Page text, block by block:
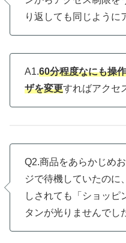
り返しても同じように
A1.60分程度なにも操
ザを変更すればアクセ
Q2.商品をあらかじめ
ジで待機していたのに
しされても「ショッピ
タンが光りませんでし